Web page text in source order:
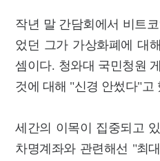
작년 말 간담회에서 비트
었던 그가 가상화폐에 대
셈이다. 청와대 국민청원
것에 대해 "신경 안썼다"고
세간의 이목이 집중되고
차명계좌와 관련해선 "최